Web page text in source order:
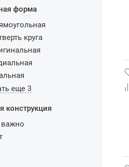
форма
круга
еще 3
конструкция